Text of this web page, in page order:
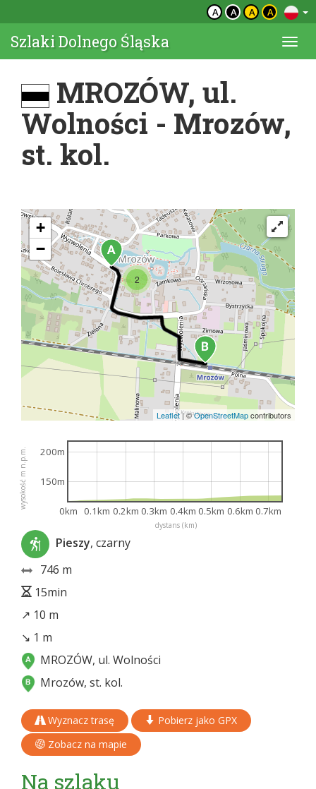
A A A A
Szlaki Dolnego Śląska
MROZÓW, ul.
Wolności - Mrozów,
st. kol.
2
+
−
Leaflet|©OpenStreetMapcontributors
dystans (km)
wysokość m n.p.m.
0km 0.1km 0.2km 0.3km 0.4km 0.5km 0.6km 0.7km
150m
200m
Pieszy, czarny
746 m
15min
↗ 10 m
↘ 1 m
MROZÓW, ul. Wolności
Mrozów, st. kol.
Wyznacz trasę
Pobierz jako GPX
Zobacz na mapie
Na szlaku